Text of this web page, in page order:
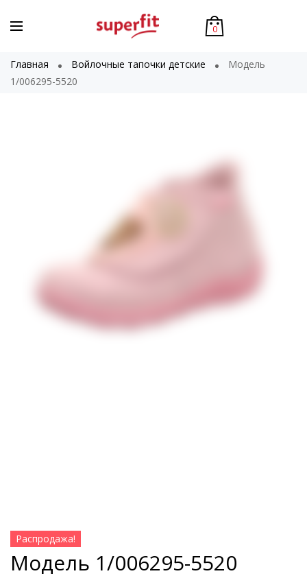
0
Главная Войлочные тапочки детские
Модель
1/006295-5520
Распродажа!
Модель 1/006295-5520